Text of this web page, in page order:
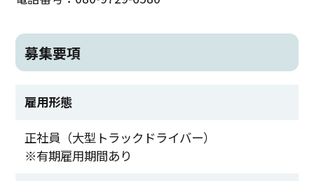
募集要項
雇用形態
正社員（大型トラックドライバー）
※有期雇用期間あり